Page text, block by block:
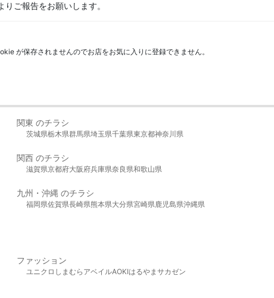
りご報告をお願いします。
が保存されませんのでお店をお気に入りに登録できません。
関東 のチラシ
茨城県栃木県群馬県埼玉県千葉県東京都神奈川県
関西 のチラシ
滋賀県京都府大阪府兵庫県奈良県和歌山県
九州・沖縄 のチラシ
福岡県佐賀県長崎県熊本県大分県宮崎県鹿児島県沖縄県
ファッション
ユニクロ しまむら アベイルAOKIはるやま サカゼン